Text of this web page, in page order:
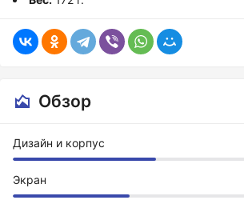
Обзор
Дизайн и корпус
Экран